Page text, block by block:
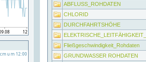
ABFLUSS_ROHDATEN
CHLORID
DURCHFAHRTSHÖHE
Fließgeschwindigkeit_Rohdaten
GRUNDWASSER ROHDATEN